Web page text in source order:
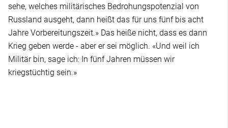
sehe, welches militärisches Bedrohungspotenzial von
Russland ausgeht, dann heißt das für uns fünf bis acht
Jahre Vorbereitungszeit.» Das heiße nicht, dass es dann
Krieg geben werde - aber er sei möglich. «Und weil ich
Militär bin, sage ich: In fünf Jahren müssen wir
kriegstüchtig sein.»